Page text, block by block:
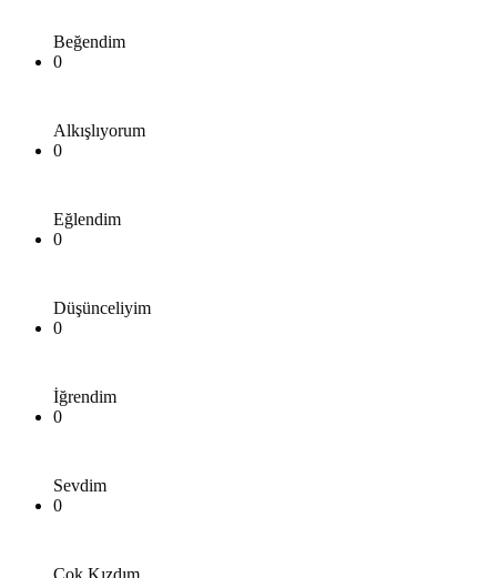
Beğendim
0
Alkışlıyorum
0
Eğlendim
0
Düşünceliyim
0
İğrendim
0
Sevdim
0
Çok Kızdım